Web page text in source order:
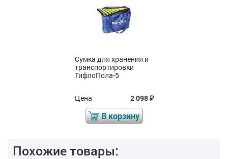
Сумка для хранения и
транспортировки
ТифлоПола-5
Цена 2 098₽
В корзину
Похожие товары: